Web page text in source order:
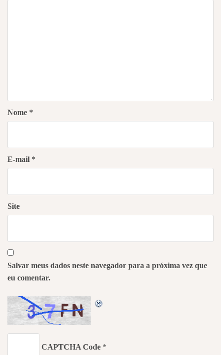
Nome *
E-mail *
Site
Salvar meus dados neste navegador para a próxima vez que
eu comentar.
CAPTCHA Code *